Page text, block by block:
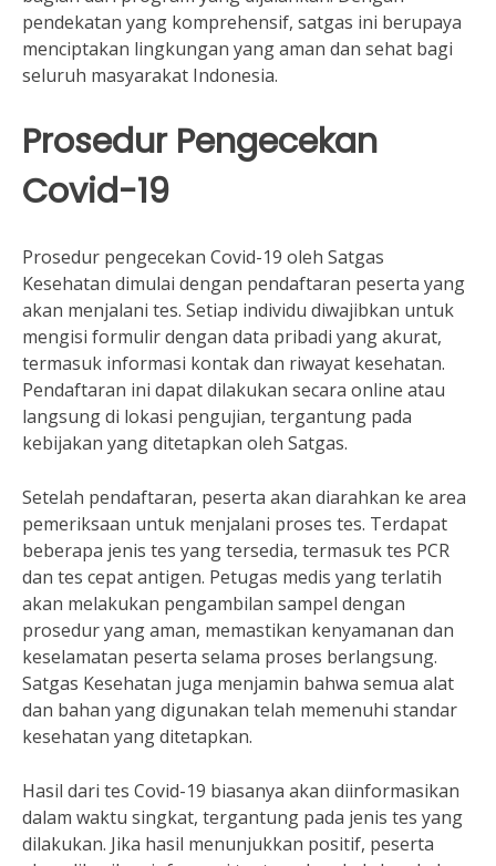
pendekatan yang komprehensif, satgas ini berupaya
menciptakan lingkungan yang aman dan sehat bagi
seluruh masyarakat Indonesia.
Prosedur Pengecekan
Covid-19
Prosedur pengecekan Covid-19 oleh Satgas
Kesehatan dimulai dengan pendaftaran peserta yang
akan menjalani tes. Setiap individu diwajibkan untuk
mengisi formulir dengan data pribadi yang akurat,
termasuk informasi kontak dan riwayat kesehatan.
Pendaftaran ini dapat dilakukan secara online atau
langsung di lokasi pengujian, tergantung pada
kebijakan yang ditetapkan oleh Satgas.
Setelah pendaftaran, peserta akan diarahkan ke area
pemeriksaan untuk menjalani proses tes. Terdapat
beberapa jenis tes yang tersedia, termasuk tes PCR
dan tes cepat antigen. Petugas medis yang terlatih
akan melakukan pengambilan sampel dengan
prosedur yang aman, memastikan kenyamanan dan
keselamatan peserta selama proses berlangsung.
Satgas Kesehatan juga menjamin bahwa semua alat
dan bahan yang digunakan telah memenuhi standar
kesehatan yang ditetapkan.
Hasil dari tes Covid-19 biasanya akan diinformasikan
dalam waktu singkat, tergantung pada jenis tes yang
dilakukan. Jika hasil menunjukkan positif, peserta